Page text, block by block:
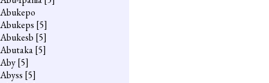
Abukepo
Abukeps [5]
Abukesb [5]
Abutaka[5]
Aby[5]
Abyss [5]